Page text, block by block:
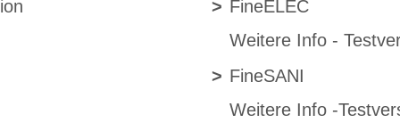
> FineELEC
Weitere Info -
> FineSANI
Weitere Info -